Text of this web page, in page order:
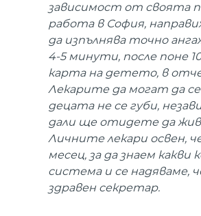
зависимост от своята
работа в София,
да изпълнява точно
4-5 минути, после поне
карта на детето, в
Лекарите да могат да
децата не се губи,
дали ще отидете да
Личните лекари освен,
месец, за да знаем
система и се надяваме,
здравен секретар.